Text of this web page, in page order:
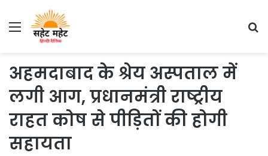
Menu
अहमदाबाद के श्रेय अस्पताल में
लगी आग, प्रधानमंत्री राष्ट्रीय
राहत कोष से पीड़ितों की होगी
सहायता